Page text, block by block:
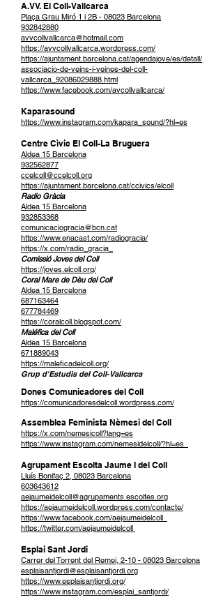
A.VV. El Coll-Vallcarca
Plaça Grau Miró 1 i 2B - 08023 Barcelona
932842880
avvcollvallcarca@hotmail.com
https://avvcollvallcarca.wordpress.com/
https://ajuntament.barcelona.cat/agendajove/es/detall/
associacio-de-veins-i-veines-del-coll-
vallcarca_92086029888.html
https://www.facebook.com/avcollvallcarca/
Kaparasound
https://www.instagram.com/kapara_sound/?hl=es
Centre Cìvic El Coll-La Bruguera
Aldea 15 Barcelona
932562877
ccelcoll@ccelcoll.org
https://ajuntament.barcelona.cat/ccivics/elcoll
Radio Gràcia
Aldea 15 Barcelona
932853368
comunicaciogracia@bcn.cat
https://www.enacast.com/radiogracia/
https://x.com/radio_gracia_
Comissió Joves del Coll
https://joves.elcoll.org/
Coral Mare de Dèu del Coll
Aldea 15 Barcelona
687163464
677784469
https://coralcoll.blogspot.com/
Maléfica del Coll
Aldea 15 Barcelona
671889043
https://maleficadelcoll.org/
Grup d'Estudis del Coll-Vallcarca
Dones Comunicadores del Coll
https://comunicadoresdelcoll.wordpress.com/
Assemblea Feminista Nèmesi del Coll
https://x.com/nemesicoll?lang=es
https://www.instagram.com/nemesidelcoll/?hl=es
Agrupament Escolta Jaume I del Coll
Lluís Bonifaç 2, 08023 Barcelona
603643612
aejaumeidelcoll@agrupaments.escoltes.org
https://aejaumeidelcoll.wordpress.com/contacte/
https://www.facebook.com/aejaumeidelcoll
https://twitter.com/aejaumeidelcoll
Esplai Sant Jordi
Carrer del Torrent del Remei, 2-10 - 08023 Barcelona
esplaisantjordi@esplaisantjordi.org
https://www.esplaisantjordi.org/
https://www.instagram.com/esplai_santjordi/